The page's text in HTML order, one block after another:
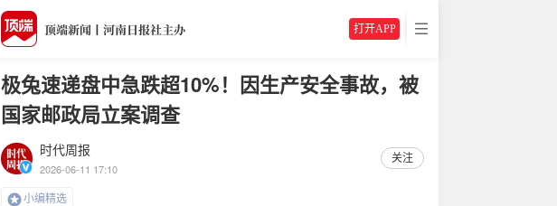
打开APP
极兔速递盘中急跌超10%！因生产安全事故，被
国家邮政局立案调查
时代周报
2026-06-11 17:10
关注
小编精选